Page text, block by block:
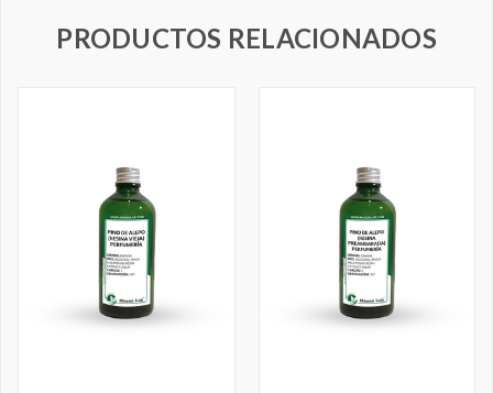
PRODUCTOS RELACIONADOS